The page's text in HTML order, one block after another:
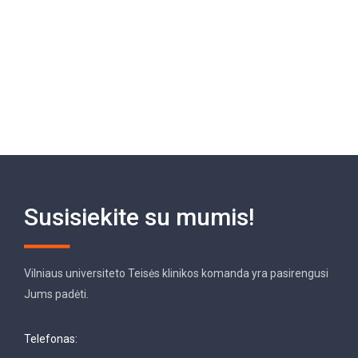
Susisiekite su mumis!
Vilniaus universiteto Teisės klinikos komanda yra pasirengusi
Jums padėti.
Telefonas: